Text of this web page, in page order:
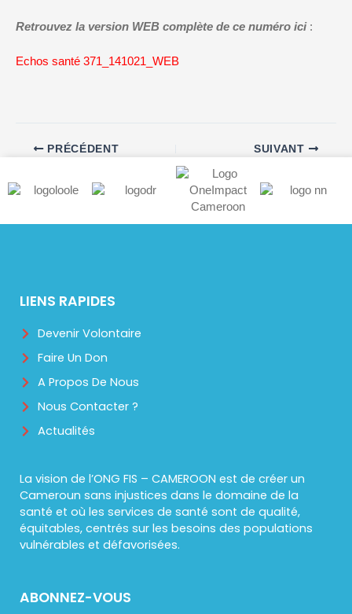
Retrouvez la version WEB complète de ce numéro ici:
Echos santé 371_141021_WEB
PRÉCÉDENT SUIVANT
LIENS RAPIDES
Devenir Volontaire
Faire Un Don
A Propos De Nous
Nous Contacter ?
Actualités
La vision de l’ONG FIS – CAMEROON est de créer un
Cameroun sans injustices dans le domaine de la
santé et où les services de santé sont de qualité,
équitables, centrés sur les besoins des populations
vulnérables et défavorisées.
ABONNEZ-VOUS